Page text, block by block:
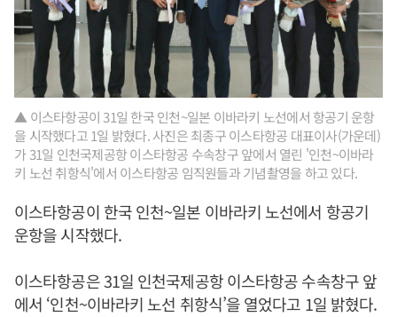
▲ 이스타항공이 31일 한국 인천~일본 이바라키 노선에서 항공기 운항
을 시작했다고 1일 밝혔다. 사진은 최종구 이스타항공 대표이사(가운데)
가 31일 인천국제공항 이스타항공 수속창구 앞에서 열린 '인천~이바라
키 노선 취항식'에서 이스타항공 임직원들과 기념촬영을 하고 있다.
이스타항공이 한국 인천~일본 이바라키 노선에서 항공기
운항을 시작했다.
이스타항공은 31일 인천국제공항 이스타항공 수속창구 앞
에서 ‘인천~이바라키 노선 취항식’을 열었다고 1일 밝혔다.